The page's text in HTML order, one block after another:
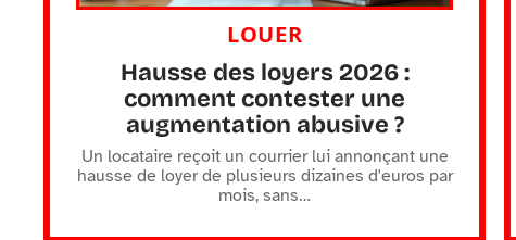
LOUER
Hausse des loyers 2026 :
comment contester une
augmentation abusive ?
Un locataire reçoit un courrier lui annonçant une
hausse de loyer de plusieurs dizaines d'euros par
mois, sans…